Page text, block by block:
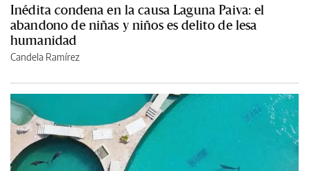
Inédita condena en la causa Laguna Paiva: el
abandono de niñas y niños es delito de lesa
humanidad
Candela Ramírez